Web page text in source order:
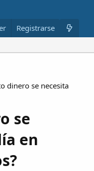
Miembros
Registrarse
dinero se necesita por
se
en